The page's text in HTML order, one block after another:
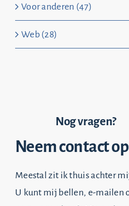
Voor anderen (47)
Web (28)
Nog vragen?
Neem contact op
Meestal zit ik thuis achter
U kunt mij bellen, e-mailen